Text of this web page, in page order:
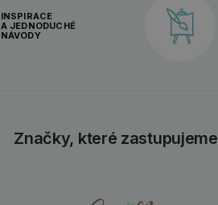
INSPIRACE
A JEDNODUCHÉ
NÁVODY
Značky, které zastupujeme